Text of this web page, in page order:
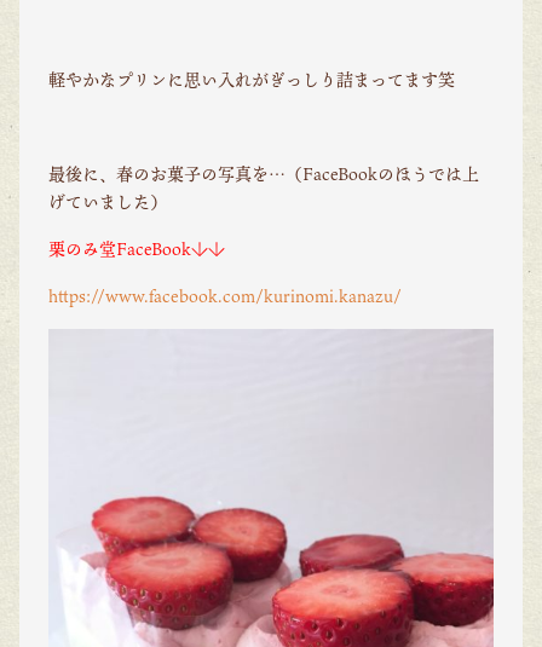
軽やかなプリンに思い入れがぎっしり詰まってます笑
最後に、春のお菓子の写真を…（FaceBookのほうでは上
げていました）
栗のみ堂FaceBook↓↓
https://www.facebook.com/kurinomi.kanazu/